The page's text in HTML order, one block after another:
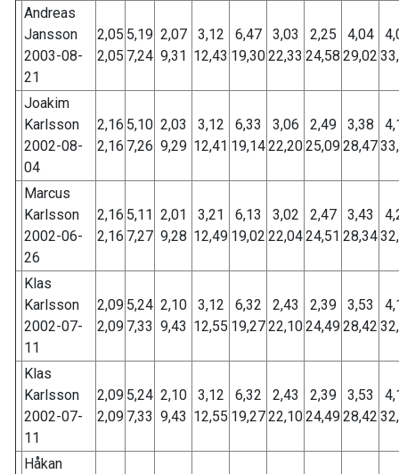
Andreas
Jansson
2003-08-
21
2,05
2,05
5,19
7,24
2,07
9,31
3,12
12,43
6,47
19,30
3,03
22,33
2,25
24,58
4,04
29,02
Joakim
Karlsson
2002-08-
04
2,16
2,16
5,10
7,26
2,03
9,29
3,12
12,41
6,33
19,14
3,06
22,20
2,49
25,09
3,38
28,47
Marcus
Karlsson
2002-06-
26
2,16
2,16
5,11
7,27
2,01
9,28
3,21
12,49
6,13
19,02
3,02
22,04
2,47
24,51
3,43
28,34
Klas
Karlsson
2002-07-
11
2,09
2,09
5,24
7,33
2,10
9,43
3,12
12,55
6,32
19,27
2,43
22,10
2,39
24,49
3,53
28,42
Klas
Karlsson
2002-07-
11
2,09
2,09
5,24
7,33
2,10
9,43
3,12
12,55
6,32
19,27
2,43
22,10
2,39
24,49
3,53
28,42
Håkan